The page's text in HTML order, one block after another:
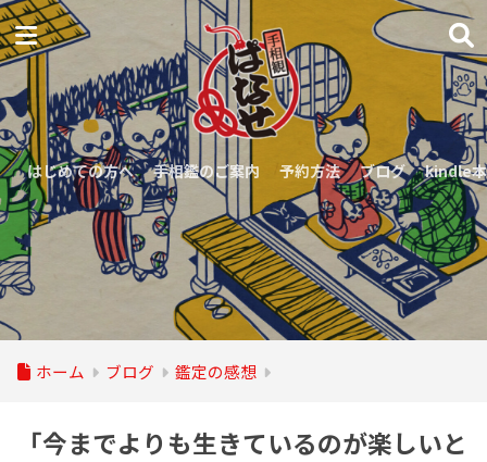
はじめての方へ 手相鑑のご案内 予約方法 ブログ kindle本
ホーム ブログ 鑑定の感想
「今までよりも生きているのが楽しいと